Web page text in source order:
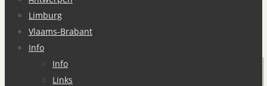
Limburg
Vlaams-Brabant
Info
Info
Links